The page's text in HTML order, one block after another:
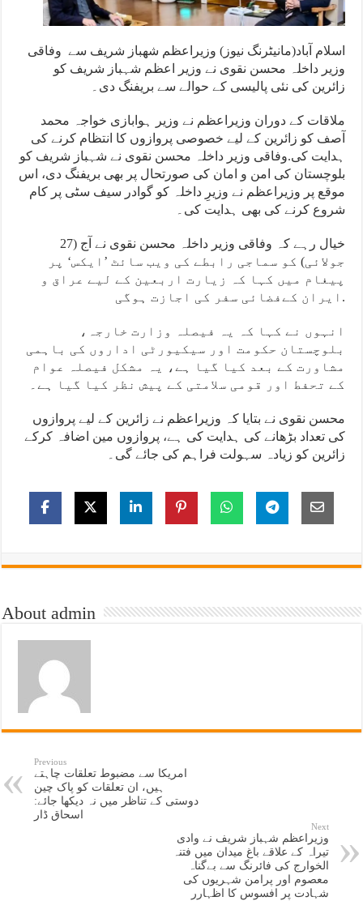
اسلام آباد(مانيڻرنگ نيوز) وزيراعظم شهباز شريف سے وفاقی
وزیر داخلہ محسن نقوی نے وزیر اعظم شہباز شریف کو
زائرین کی نئی پالیسی کے حوالے سے بریفنگ دی۔
ملاقات کے دوران وزیراعظم نے وزیر ہوابازی خواجہ محمد
آصف کو زائرین کے لیے خصوصی پروازوں کا انتظام کرنے کی
ہدایت کی.وفاقی وزیر داخلہ محسن نقوی نے شہباز شریف کو
بلوچستان کی امن و امان کی صورتحال پر بھی بریفنگ دی، اس
موقع پر وزیراعظم نے وزیرِ داخلہ کو گوادر سیف سٹی پر کام
شروع کرنے کی بھی ہدایت کی۔
خیال رہے کہ وفاقی وزیر داخلہ محسن نقوی نے آج (27
جولائی) کو سماجی رابطے کی ویب سائٹ ’ایکس‘ پر
پیغام میں کہا کہ زیارت اربعین کے لیے عراق و
ایران کےفضائی سفر کی اجازت ہوگی.
انہوں نے کہا کہ یہ فیصلہ وزارت خارجہ،
بلوچستان حکومت اور سیکیورٹی اداروں کی باہمی
مشاورت کے بعد کیا گیا ہے، یہ مشکل فیصلہ عوام
کے تحفط اور قومی سلامتی کے پیش نظر کیا گیا ہے۔
محسن نقوی نے بتایا کہ وزیراعظم نے زائرین کے لیے پروازوں
کی تعداد بڑھانے کی ہدایت کی ہے، پروازوں مین اضافہ کرکے
زائرین کو زیادہ سہولت فراہم کی جائے گی۔
About admin
Previous
امریکا سے مضبوط تعلقات چاہتے
ہیں، ان تعلقات کو پاک چین
دوستی کے تناظر میں نہ دیکھا جائے:
اسحاق ڈار
Next
وزیراعظم شہباز شریف نے وادی
تیراہ کے علاقے باغ میدان میں فتنہ
الخوارج کی فائرنگ سے بےگناہ
معصوم اور پرامن شہریوں کی
شہادت پر افسوس کا اظہارر